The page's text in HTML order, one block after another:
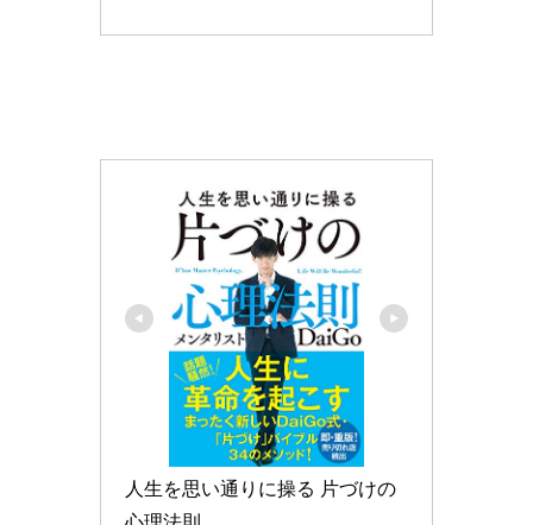
人生を思い通りに操る 片づけの